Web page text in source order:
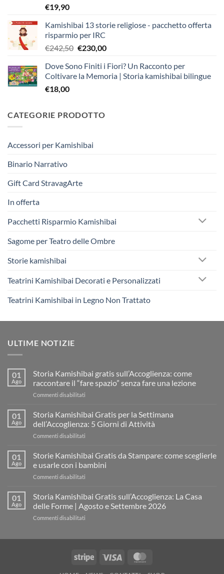
€19,90
Kamishibai 13 storie religiose - pacchetto offerta
risparmio per IRC
€242,50 Il
originale
era:
€230,00Il
attuale
è:
Dove Sono Finiti i Fiori? Un Racconto per
Coltivare la Memoria | Storia kamishibai bilingue
€18,00
CATEGORIE PRODOTTO
Accessori per Kamishibai
Binario Narrativo
Gift Card StravagArte
In offerta
Pacchetti Risparmio Kamishibai
Sagome per Teatro delle Ombre
Storie kamishibai
Teatrini Kamishibai Decorati e Personalizzati
Teatrini Kamishibai in Legno Non Trattato
ULTIME NOTIZIE
01
Ago
Storia Kamishibai gratis sull’Accoglienza: come
raccontare il “fare spazio” senza fare una lezione
Commenti disabilitati
Kamishibai
sull’Accoglienza:
il
“fare
una
lezione
01
Ago
Storia Kamishibai Gratis per la Settimana
dell’Accoglienza: 5 Giorni di Attività
Commenti disabilitati
Kamishibai
per
dell’Accoglienza:
Giorni
01
Ago
Storie Kamishibai Gratis da Stampare: come sceglierle
e usarle con i bambini
Commenti disabilitati
Kamishibai
da
usarle
con
01
Ago
Storia Kamishibai Gratis sull’Accoglienza: La Casa
delle Forme | Agosto e Settembre 2026
Commenti disabilitati
La Stripe Visa